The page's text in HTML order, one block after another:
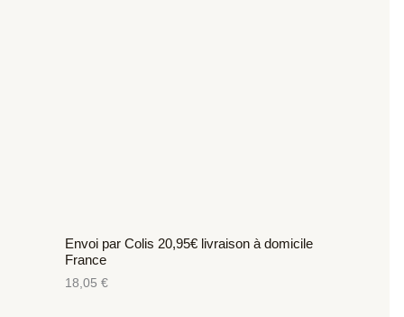
Envoi par Colis 20,95€ livraison à domicile
France
18,05 €